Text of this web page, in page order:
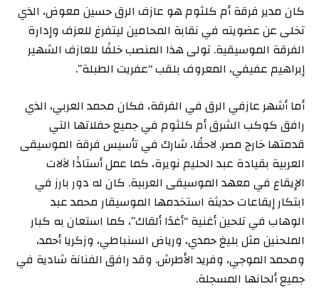
كان مدير فرقة أم كلثوم هو عازف الرق حسين معوض، الذي
تخلى عن عضويته في نقابة المحامين ليتفرغ للعزف وإدارة
الفرقة الموسيقية. تولى هذا المنصب خلفًا للعازف الشهير
إبراهيم عفيفي، المعروف بلقب “عفريت الطبلة”.
أما أشهر عازفي الرق في الفرقة، فكان محمد العربي، الذي
رافق كوكب الشرق أم كلثوم في جميع حفلاتها التي
قدمتها خارج مصر. لاحقًا، شارك في تأسيس فرقة الموسيقى
العربية بقيادة عبد الحليم نويرة، كما عمل أستاذًا لآلات
الإيقاع في معهد الموسيقى العربية. كان له دور بارز في
ابتكار إيقاعات حديثة استخدمها الموسيقار محمد عبد
الوهاب في تلحين أغنية “أغدًا ألقاك”، كما استعان به كبار
الملحنين مثل بليغ حمدي، ورياض السنباطي، وزكريا أحمد،
ومحمد الموجي، وفريد الأطرش. وقد رافق الفنانة شادية في
جميع ألحانها المسجلة.